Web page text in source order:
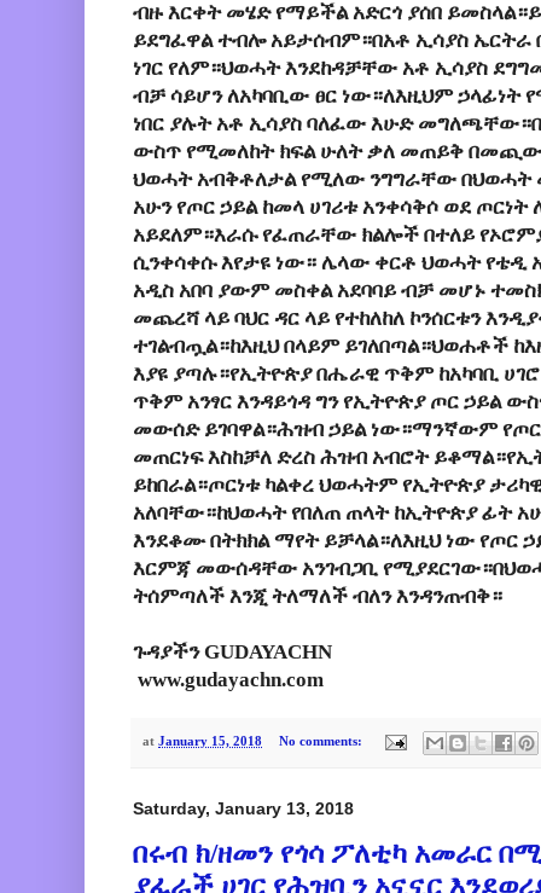
ብዙ እርቀት መሄድ የማይችል አድርጎ ያሰበ
ይደግፈዋል ተብሎ አይታሰብም።በአቶ ኢሳያስ ኤርትራ
ነገር የለም።ህወሓት እንደከዳቻቸው አቶ ኢሳያስ
ብቻ ሳይሆን ለአካባቢው ፀር ነው።ለእዚህም ኃላፊነት
ነበር ያሉት አቶ ኢሳያስ ባለፈው እሁድ
ውስጥ የሚመለከት ክፍል ሁለት ቃለ መጠይቅ በመጪው
ህወሓት አብቅቶለታል የሚለው ንግግራቸው በህወሓት
አሁን የጦር ኃይል ከመላ ሀገሪቱ አንቀሳቅሶ ወደ
አይደለም።እራሱ የፈጠራቸው ክልሎች በተለይ
ሲንቀሳቀሱ እየታዩ ነው። ሌላው ቀርቶ ህወሓት
አዲስ አበባ ያውም መስቀል አደባባይ ብቻ መሆኑ
መጨረሻ ላይ ባህር ዳር ላይ የተከለከለ ኮንሰርቱን
ተገልብጧል።ከእዚህ በላይም ይገለበጣል።ህወሐቶች
እያዩ ያጣሉ።የኢትዮጵያ በሔራዊ ጥቅም ከአካባቢ
ጥቅም አንፃር እንዳይጎዳ ግን የኢትዮጵያ ጦር ኃይል
መውሰድ ይገባዋል።ሕዝብ ኃይል ነው።ማንኛውም የጦር
መጠርነፍ እስከቻለ ድረስ ሕዝብ አብሮት
ይከበራል።ጦርነቱ ካልቀረ ህወሓትም የኢትዮጵያ
አለባቸው።ከህወሓት የበለጠ ጠላት ከኢትዮጵያ ፊት
እንደቆሙ በትክክል ማየት ይቻላል።ለእዚህ ነው የጦር
እርምጃ መውሰዳቸው አንገብጋቢ
ትሰምጣለች እንጂ ትለማለች ብለን እንዳንጠብቅ።
ጉዳያችን GUDAYACHN
www.gudayachn.com
at January 15, 2018 No comments:
Saturday, January 13, 2018
በሩብ ክ/ዘመን የጎሳ ፖለቲካ አመራር
ያፈራች ሀገር የሕዝቧን አኗኗር